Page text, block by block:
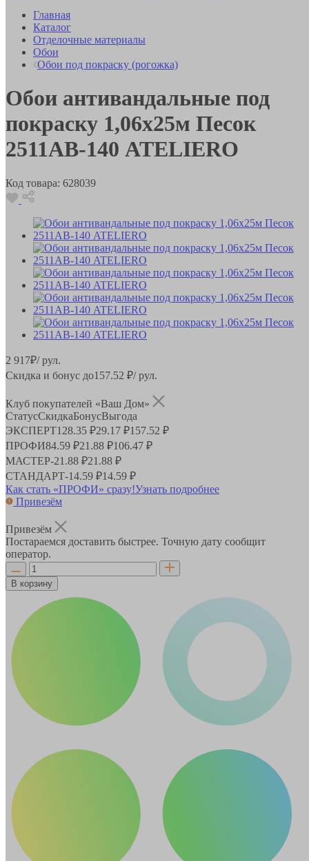
Главная
Каталог
Отделочные материалы
Обои
Обои под покраску (рогожка)
Обои антивандальные под
покраску 1,06х25м Песок
2511АВ-140 ATELIERO
Код товара: 628039
2 917₽/ рул.
Скидка и бонус до157.52 ₽/ рул.
Клуб покупателей «Ваш Дом»
СтатусСкидкаБонусВыгода
ЭКСПЕРТ128.35 ₽29.17 ₽157.52 ₽
ПРОФИ84.59 ₽21.88 ₽106.47 ₽
МАСТЕР-21.88 ₽21.88 ₽
СТАНДАРТ-14.59 ₽14.59 ₽
Как стать «ПРОФИ» сразу!Узнать подробнее
Привезём
Привезём
Постараемся доставить быстрее. Точную дату сообщит
оператор.
В корзину